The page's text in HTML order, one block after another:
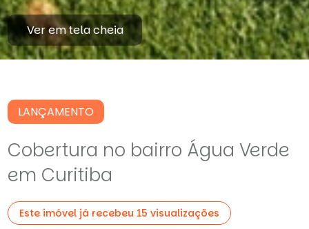
Ver em tela cheia
LANÇAMENTO
Cobertura no bairro Água Verde
em Curitiba
Este imóvel já recebeu 15 visualizações